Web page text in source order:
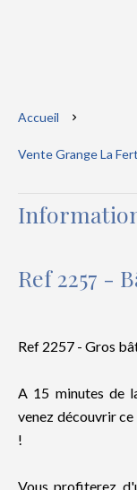
Accueil
Vente Grange La
Ref 2257 -
Ref 2257 - Gros
A 15 minutes de
venez découvrir
!
Vous profiterez